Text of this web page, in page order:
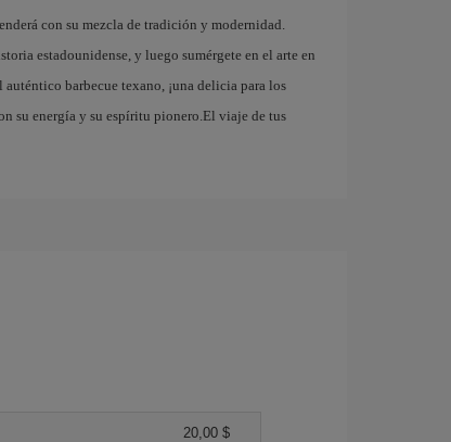
con su mezcla de tradición y modernidad.
estadounidense, y luego sumérgete en el arte en
barbecue texano, ¡una delicia para los
su energía y su espíritu pionero.El viaje de tus
20,00 $